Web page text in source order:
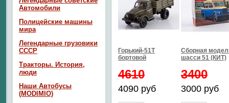
Горький-51Т
бортовой
4610
4090 руб
Сборная
шасси 51 (КИТ)
3400
3000 руб
Автомобили
Полицейские машины
мира
Легендарные грузовики
СССР
Тракторы. История,
люди
Наши Автобусы
(MODIMIO)